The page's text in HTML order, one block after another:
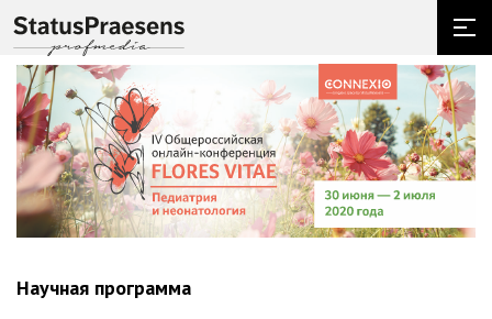
Научная программа